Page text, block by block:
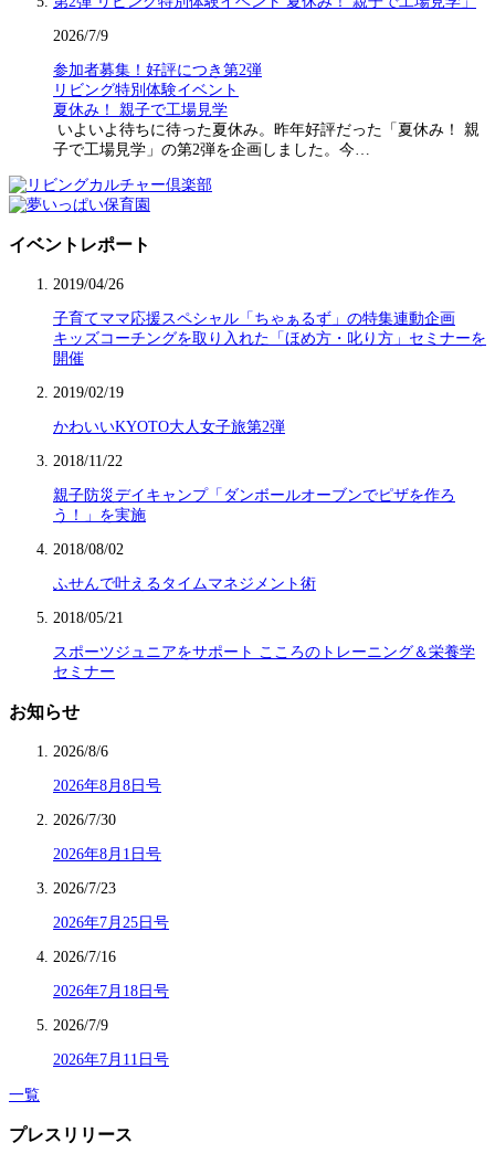
2026/7/9
参加者募集！好評につき第2弾
リビング特別体験イベント
夏休み！ 親子で工場見学
いよいよ待ちに待った夏休み。昨年好評だった「夏休み！ 親
子で工場見学」の第2弾を企画しました。今…
イベントレポート
2019/04/26
子育てママ応援スペシャル「ちゃぁるず」の特集連動企画
キッズコーチングを取り入れた「ほめ方・叱り方」セミナーを
開催
2019/02/19
かわいいKYOTO大人女子旅第2弾
2018/11/22
親子防災デイキャンプ「ダンボールオーブンでピザを作ろ
う！」を実施
2018/08/02
ふせんで叶えるタイムマネジメント術
2018/05/21
スポーツジュニアをサポート こころのトレーニング＆栄養学
セミナー
お知らせ
2026/8/6
2026年8月8日号
2026/7/30
2026年8月1日号
2026/7/23
2026年7月25日号
2026/7/16
2026年7月18日号
2026/7/9
2026年7月11日号
一覧
プレスリリース